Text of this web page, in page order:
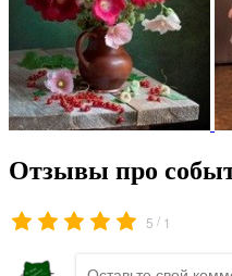
Отзывы про
5 / 1